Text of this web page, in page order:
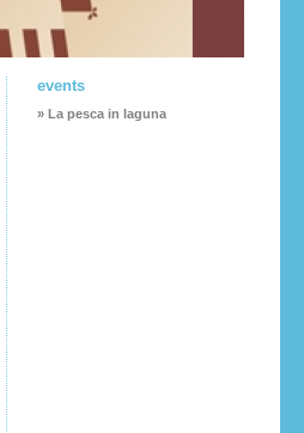
events
» La pesca in laguna